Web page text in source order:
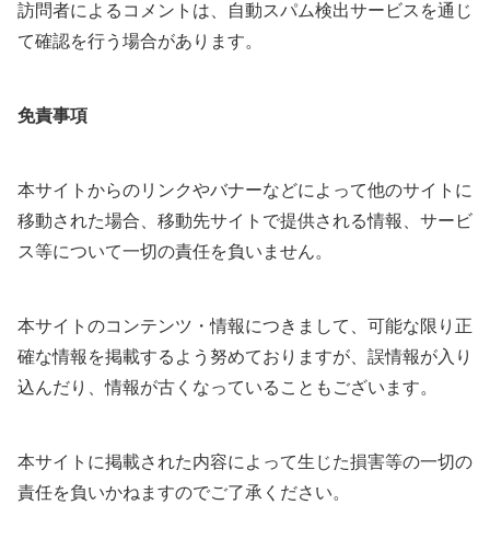
訪問者によるコメントは、自動スパム検出サービスを通じ
て確認を行う場合があります。
免責事項
本サイトからのリンクやバナーなどによって他のサイトに
移動された場合、移動先サイトで提供される情報、サービ
ス等について一切の責任を負いません。
本サイトのコンテンツ・情報につきまして、可能な限り正
確な情報を掲載するよう努めておりますが、誤情報が入り
込んだり、情報が古くなっていることもございます。
本サイトに掲載された内容によって生じた損害等の一切の
責任を負いかねますのでご了承ください。